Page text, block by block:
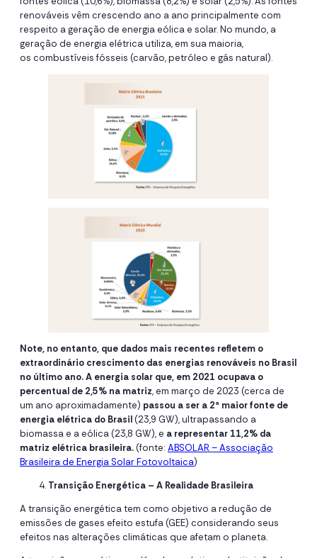
renováveis vêm crescendo ano a ano principalmente com
respeito a geração de energia eólica e solar. No mundo, a
geração de energia elétrica utiliza, em sua maioria,
os combustíveis fósseis (carvão, petróleo e gás natural).
Note, no entanto, que dados mais recentes refletem o
extraordinário crescimento das energias renováveis no Brasil
no último ano.A energia solar que, em 2021 ocupava o
percentual de 2,5% na matriz, em março de 2023 (cerca de
um ano aproximadamente) passou a ser a 2ª maior fonte de
energia elétrica do Brasil(23,9 GW), ultrapassando a
biomassa e a eólica (23,8 GW), e a representar 11,2% da
matriz elétrica brasileira.(fonte: ABSOLAR – Associação
Brasileira de Energia Solar Fotovoltaica)
Transição Energética – A Realidade Brasileira
A transição energética tem como objetivo a redução de
emissões de gases efeito estufa (GEE) considerando seus
efeitos nas alterações climáticas que afetam o planeta.